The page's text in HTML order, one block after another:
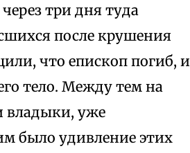
три дня туда
после крушения
что епископ погиб, и
тело. Между тем на
владыки, уже
было удивление этих